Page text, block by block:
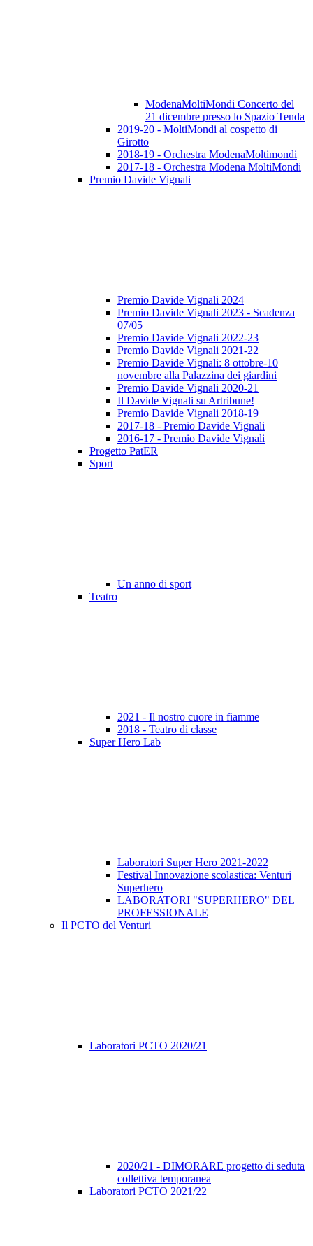
ModenaMoltiMondi Concerto del
21 dicembre presso lo Spazio Tenda
2019-20 - MoltiMondi al cospetto di
Girotto
2018-19 - Orchestra ModenaMoltimondi
2017-18 - Orchestra Modena MoltiMondi
Premio Davide Vignali
Premio Davide Vignali 2024
Premio Davide Vignali 2023 - Scadenza
07/05
Premio Davide Vignali 2022-23
Premio Davide Vignali 2021-22
Premio Davide Vignali: 8 ottobre-10
novembre alla Palazzina dei giardini
Premio Davide Vignali 2020-21
Il Davide Vignali su Artribune!
Premio Davide Vignali 2018-19
2017-18 - Premio Davide Vignali
2016-17 - Premio Davide Vignali
Progetto PatER
Sport
Un anno di sport
Teatro
2021 - Il nostro cuore in fiamme
2018 - Teatro di classe
Super Hero Lab
Laboratori Super Hero 2021-2022
Festival Innovazione scolastica: Venturi
Superhero
LABORATORI "SUPERHERO" DEL
PROFESSIONALE
Il PCTO del Venturi
Laboratori PCTO 2020/21
2020/21 - DIMORARE progetto di seduta
collettiva temporanea
Laboratori PCTO 2021/22